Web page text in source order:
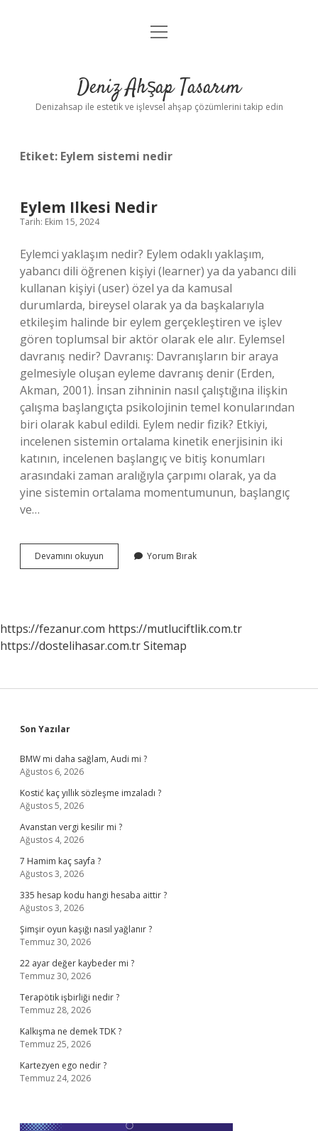
Anasayfa
Yasal Uyarı
menüyü
Deniz Ahşap Tasarım
Denizahsap ile estetik ve işlevsel ahşap çözümlerini takip edin
Etiket: Eylem sistemi nedir
Eylem Ilkesi Nedir
Tarih: Ekim 15, 2024
Eylemci yaklaşım nedir? Eylem odaklı yaklaşım,
yabancı dili öğrenen kişiyi (learner) ya da yabancı dili
kullanan kişiyi (user) özel ya da kamusal
durumlarda, bireysel olarak ya da başkalarıyla
etkileşim halinde bir eylem gerçekleştiren ve işlev
gören toplumsal bir aktör olarak ele alır. Eylemsel
davranış nedir? Davranış: Davranışların bir araya
gelmesiyle oluşan eyleme davranış denir (Erden,
Akman, 2001). İnsan zihninin nasıl çalıştığına ilişkin
çalışma başlangıçta psikolojinin temel konularından
biri olarak kabul edildi. Eylem nedir fizik? Etkiyi,
incelenen sistemin ortalama kinetik enerjisinin iki
katının, incelenen başlangıç ​​ve bitiş konumları
arasındaki zaman aralığıyla çarpımı olarak, ya da
yine sistemin ortalama momentumunun, başlangıç ​​
ve…
Devamını okuyun
Ilkesi
Yorum Bırak
https://fezanur.com https://mutluciftlik.com.tr
https://dostelihasar.com.trSitemap
Sidebar
Son Yazılar
BMW mi daha sağlam, Audi mi ?
Ağustos 6, 2026
Kostić kaç yıllık sözleşme imzaladı ?
Ağustos 5, 2026
Avanstan vergi kesilir mi ?
Ağustos 4, 2026
7 Hamim kaç sayfa ?
Ağustos 3, 2026
335 hesap kodu hangi hesaba aittir ?
Ağustos 3, 2026
Şimşir oyun kaşığı nasıl yağlanır ?
Temmuz 30, 2026
22 ayar değer kaybeder mi ?
Temmuz 30, 2026
Terapötik işbirliği nedir ?
Temmuz 28, 2026
Kalkışma ne demek TDK ?
Temmuz 25, 2026
Kartezyen ego nedir ?
Temmuz 24, 2026